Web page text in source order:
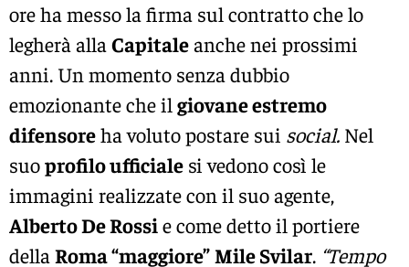
ore ha messo la firma sul contratto che lo
legherà alla Capitaleanche nei prossimi
anni. Un momento senza dubbio
emozionante che il giovane estremo
difensoreha voluto postare sui social. Nel
suoprofilo ufficiale si vedono così le
immagini realizzate con il suo agente,
Alberto De Rossie come detto il portiere
della Roma “maggiore” Mile Svilar. “Tempo